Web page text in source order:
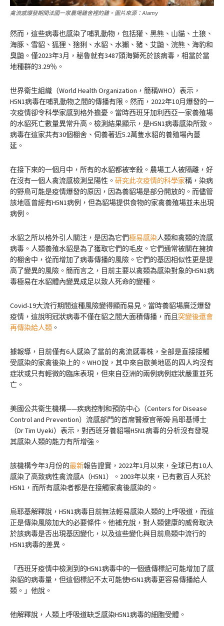
禽流感爆發期間法國一家農場雞舍裡的雞。圖片來源：Alamy
然而，這些病毒也感染了哺乳動物，包括獾、黑熊、山貓、土狼、
海豚、雪貂、狐狸、猞猁、水貂、水獺、豬、艾鼬、浣熊、海豹和
臭鼬。僅2023年3月，秘魯就有3487頭海獅死於該病毒，相當於當
地種群的3.29％。
世界衛生組織（World Health Organization，簡稱WHO）表示，
H5N1病毒在哺乳動物之間的傳播有限。然而，2022年10月爆發的一
次疫情卻令科學家感到格外擔憂。當時西班牙加利西亞一家養殖場
的水貂死亡數量異常升高。檢測結果顯示，是H5N1病毒感染所致。
病毒在這家共有30個棚舍、伺養著近5.2萬隻水貂的養殖場內蔓
延。
在接下來的一個月中，所有的水貂都被宰殺。農場工人被隔離，好
在沒有一個人禽流感檢測呈陽性。 研究此次疫情的科學家稱，染病
的野鳥可能是疫情爆發的原因，因為養貂場是部分開放的。而儘管
該地區曾經有H5N1病例，但為貂場提供食物的家禽養殖場並未出現
病例。
水貂之所以格外引人關注，是因為它們極易感染人類和禽類的流感
病毒。人類養殖水貂是為了獲取它們的毛皮。它們通常被關在擁擠
的棚舍中，從而增加了病毒傳播的風險。它們的基因相似性更是提
高了變異的風險。簡而言之，目前主要以禽類為感染對象的H5N1病
毒極易在水貂體內變異成足以致人死命的變種。
Covid-19大流行期間這種風險變得顯而易見。當時養貂場廣泛爆發
疫情，這說明冠狀病毒不僅在貂之間大面積傳播，而且突變後還會
再傳染給人類 。
據報導，目前僅有6人感染了當前的禽流感毒株，全部是直接接觸
受感染的家禽後染上的。WHO說，其中來自歐美地區的四人均沒有
症狀或只有輕微的臨床表現，但來自亞洲的兩例病例症狀嚴重並死
亡。
美國公共衛生機構——疾病控制和預防中心（Centers for Disease
Control and Prevention）流感部門的首席醫療官蒂姆·烏耶基博士
（Dr Tim Uyeki）表示，對西班牙養貂場H5N1病毒的分析沒有發現
其感染人類的能力有所增強。
該機構今年3月份的最新報告證實，2022年1月以來，全球已有10人
感染了高致病性禽流感A（H5N1）。2003年以來，已有數百人死於
H5N1，而所有感染者都是在接觸家禽後感染的。
烏耶基解釋說，H5N1病毒目前無法輕易感染人類的上呼吸道，而這
正是傳染風險加大的必要條件。他補充說，對人類健康的威脅取決
於該病毒是否出現基因變化，以及這些變化與目前鳥類中流行的
H5N1病毒的差異。
「西班牙疫情中檢測到的H5N1病毒中的一個遺傳標記可能增加了感
染貂的病毒量，但這個標記不太可能使H5N1病毒更容易傳播給人
類。」他說。
他解釋說，人類上呼吸道缺乏感染H5N1病毒的細胞受體。